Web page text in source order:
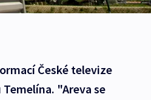
České televize
"Areva se